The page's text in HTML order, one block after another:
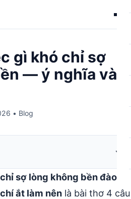
gì khó chỉ sợ
— ý nghĩa và
• Blog
sợ lòng không bền đào
ắt làm nên là bài thơ 4 câu